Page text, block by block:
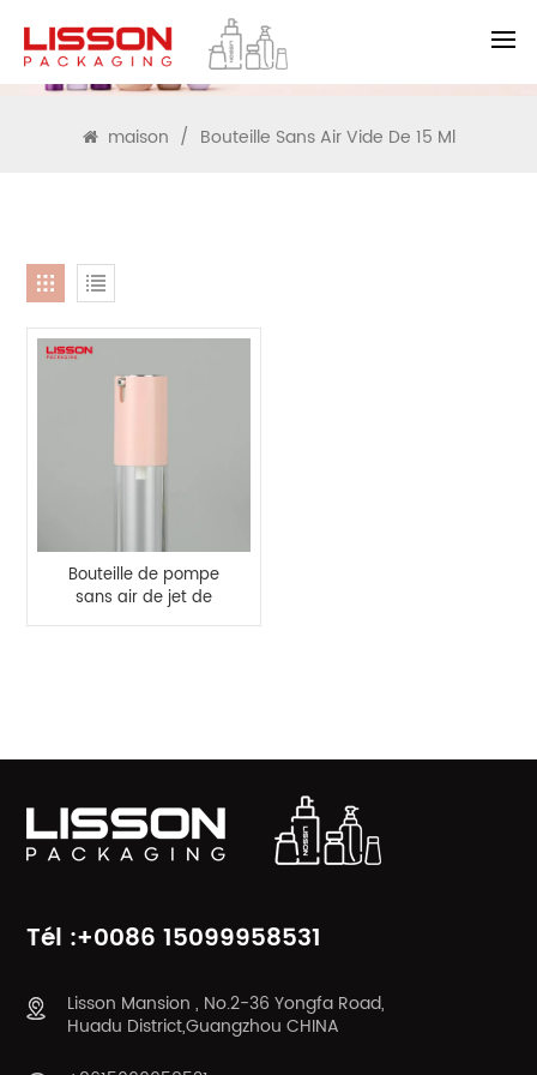
RECHERCHE
maison / Bouteille Sans Air Vide De 15 Ml
Bouteille de pompe
sans air de jet de
bouteille en plastique
Tél :+0086 15099958531
Lisson Mansion , No.2-36 Yongfa Road,
Huadu District,Guangzhou CHINA